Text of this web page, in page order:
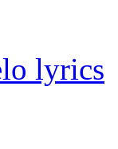
lyrics